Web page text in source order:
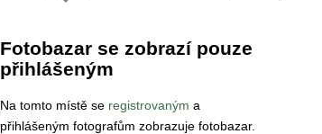
Fotobazar se zobrazí pouze
přihlášeným
Na tomto místě se registrovaným a
přihlášeným fotografům zobrazuje fotobazar.